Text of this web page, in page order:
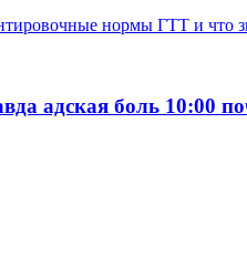
нормы ГТТ и что
адская боль 10:00